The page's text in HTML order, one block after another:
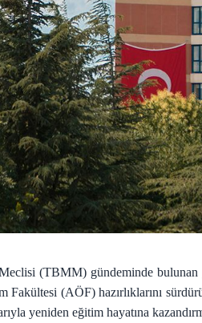
(TBMM) gündeminde bulunan
Fakültesi (AÖF) hazırlıklarını
yeniden eğitim hayatına